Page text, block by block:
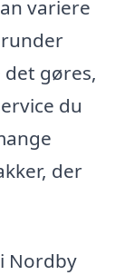
variere
gøres,
du
der
Nordby